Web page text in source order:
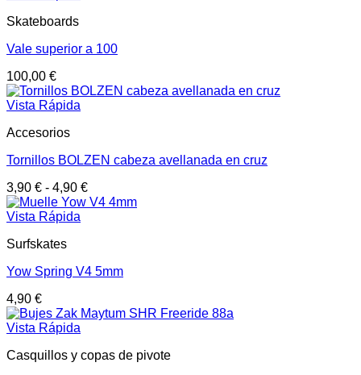
Skateboards
Vale superior a 100
100,00 €
Vista Rápida
Accesorios
Tornillos BOLZEN cabeza avellanada en cruz
3,90 € - 4,90 €
Vista Rápida
Surfskates
Yow Spring V4 5mm
4,90 €
Vista Rápida
Casquillos y copas de pivote